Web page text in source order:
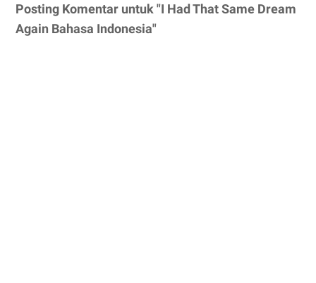
Posting Komentar untuk "I Had That Same Dream
Again Bahasa Indonesia"